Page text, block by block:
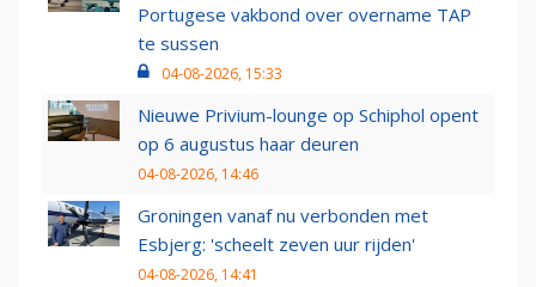
Portugese vakbond over overname TAP
te sussen
04-08-2026, 15:33
Nieuwe Privium-lounge op Schiphol opent
op 6 augustus haar deuren
04-08-2026, 14:46
Groningen vanaf nu verbonden met
Esbjerg: 'scheelt zeven uur rijden'
04-08-2026, 14:41